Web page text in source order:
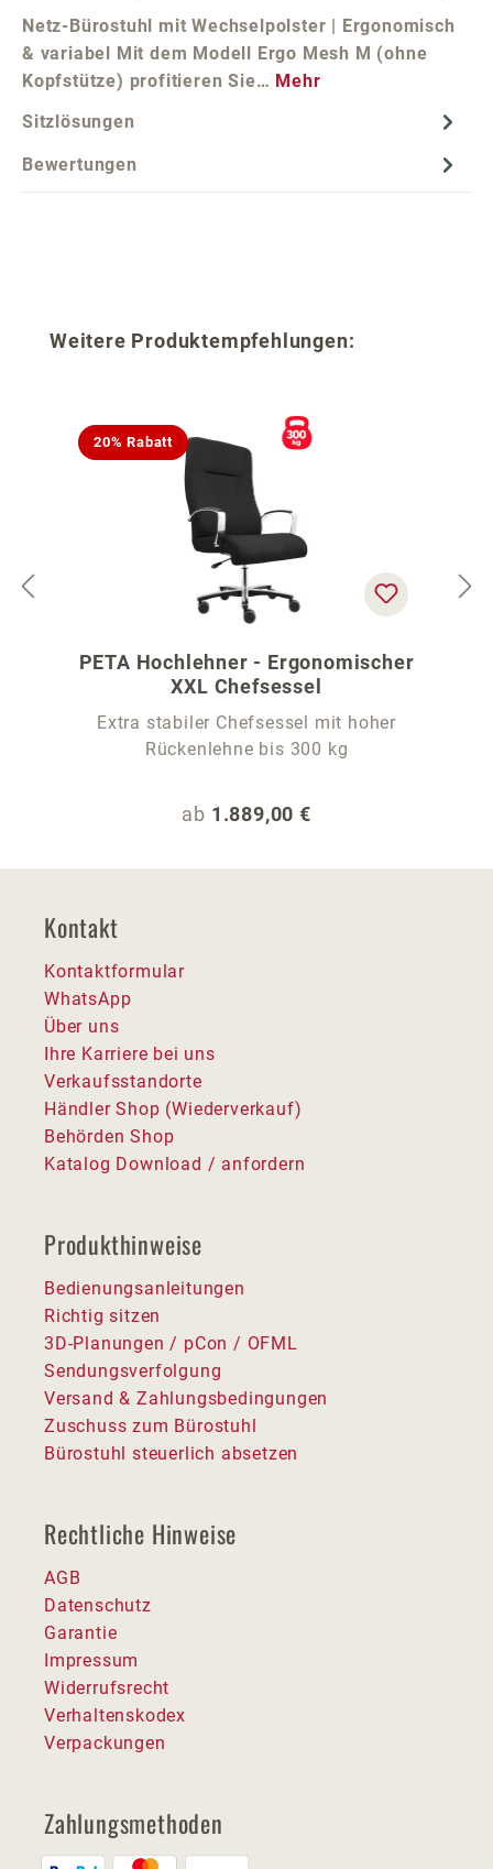
Netz-Bürostuhl mit Wechselpolster | Ergonomisch
& variabel Mit dem Modell Ergo Mesh M (ohne
Kopfstütze) profitieren Sie… Mehr
Sitzlösungen
Bewertungen
Produktgalerie überspringen
Weitere Produktempfehlungen:
20% Rabatt
PETA Hochlehner - Ergonomischer
XXL Chefsessel
Extra stabiler Chefsessel mit hoher
Rückenlehne bis 300 kg
Regulärer Preis:
ab 1.889,00 €
Kontakt
Kontaktformular
WhatsApp
Über uns
Ihre Karriere bei uns
Verkaufsstandorte
Händler Shop (Wiederverkauf)
Behörden Shop
Katalog Download / anfordern
Produkthinweise
Bedienungsanleitungen
Richtig sitzen
3D-Planungen / pCon / OFML
Sendungsverfolgung
Versand & Zahlungsbedingungen
Zuschuss zum Bürostuhl
Bürostuhl steuerlich absetzen
Rechtliche Hinweise
AGB
Datenschutz
Garantie
Impressum
Widerrufsrecht
Verhaltenskodex
Verpackungen
Zahlungsmethoden